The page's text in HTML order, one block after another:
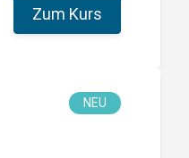
Zum Kurs
NEU